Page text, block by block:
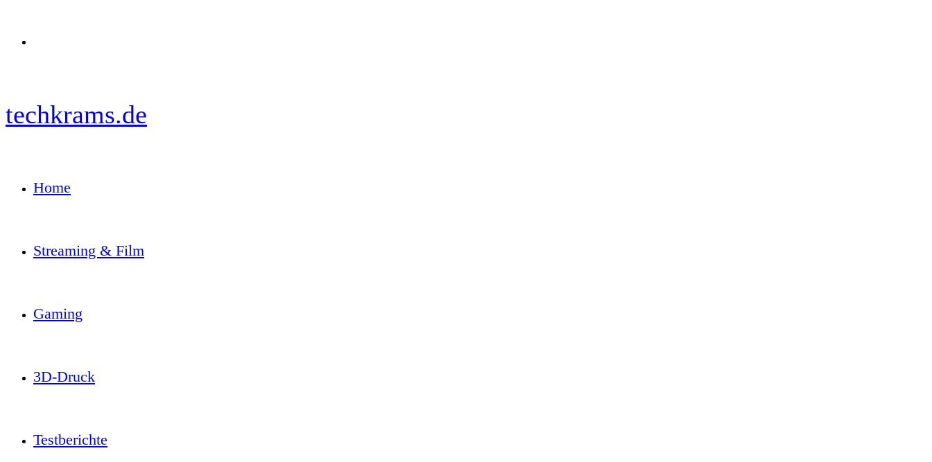
techkrams.de
Home
Streaming & Film
Gaming
3D-Druck
Testberichte